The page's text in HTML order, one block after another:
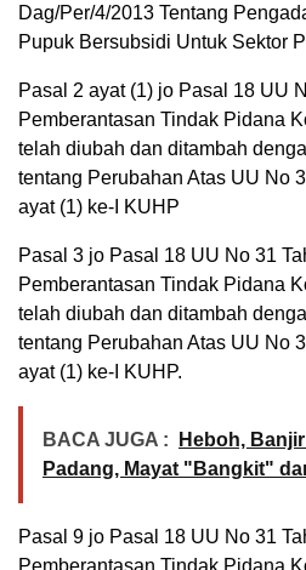
Dag/Per/4/2013 Tentang
Pupuk Bersubsidi Untuk Sektor
Pasal 2 ayat (1) jo Pasal 18 UU
Pemberantasan Tindak Pidana
telah diubah dan ditambah
tentang Perubahan Atas UU No
ayat (1) ke-I KUHP
Pasal 3 jo Pasal 18 UU No 31
Pemberantasan Tindak Pidana
telah diubah dan ditambah
tentang Perubahan Atas UU No
ayat (1) ke-I KUHP.
BACA JUGA :
Heboh,
Padang, Mayat "Bangkit"
Pasal 9 jo Pasal 18 UU No 31